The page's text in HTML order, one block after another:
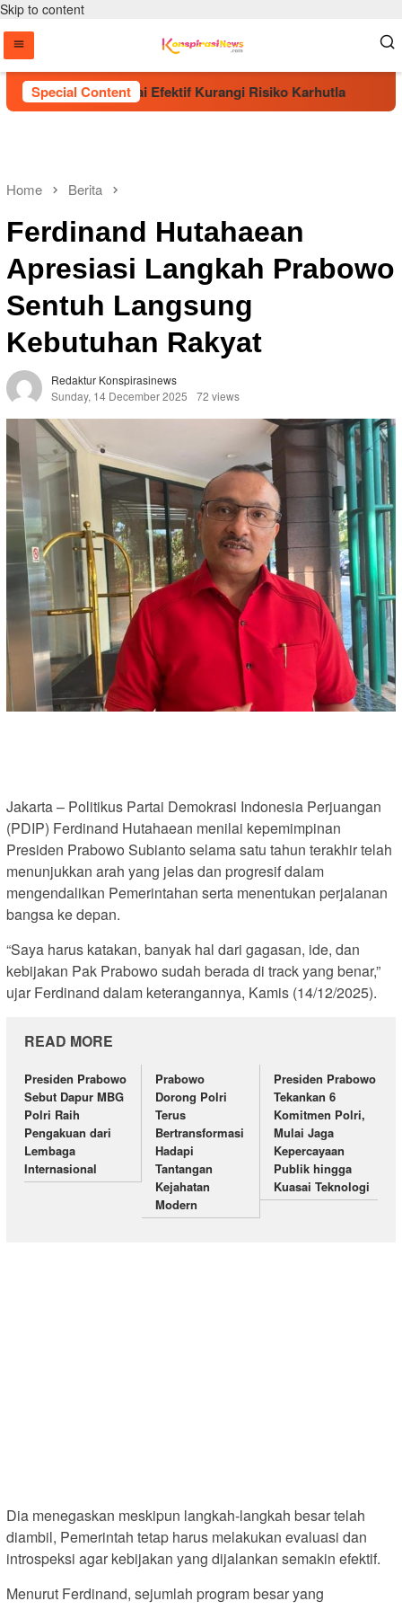
Skip to content
Special Content
Pohon Dinilai Efektif Kurangi Risiko Karhutla
Home Berita
Ferdinand Hutahaean
Apresiasi Langkah Prabowo
Sentuh Langsung
Kebutuhan Rakyat
Redaktur Konspirasinews
Sunday, 14 December 2025
72 views
Jakarta – Politikus Partai Demokrasi Indonesia Perjuangan
(PDIP) Ferdinand Hutahaean menilai kepemimpinan
Presiden Prabowo Subianto selama satu tahun terakhir telah
menunjukkan arah yang jelas dan progresif dalam
mengendalikan Pemerintahan serta menentukan perjalanan
bangsa ke depan.
“Saya harus katakan, banyak hal dari gagasan, ide, dan
kebijakan Pak Prabowo sudah berada di track yang benar,”
ujar Ferdinand dalam keterangannya, Kamis (14/12/2025).
READ MORE
Presiden Prabowo
Sebut Dapur MBG
Polri Raih
Pengakuan dari
Lembaga
Internasional
Prabowo
Dorong Polri
Terus
Bertransformasi
Hadapi
Tantangan
Kejahatan
Modern
Presiden Prabowo
Tekankan 6
Komitmen Polri,
Mulai Jaga
Kepercayaan
Publik hingga
Kuasai Teknologi
Dia menegaskan meskipun langkah-langkah besar telah
diambil, Pemerintah tetap harus melakukan evaluasi dan
introspeksi agar kebijakan yang dijalankan semakin efektif.
Menurut Ferdinand, sejumlah program besar yang